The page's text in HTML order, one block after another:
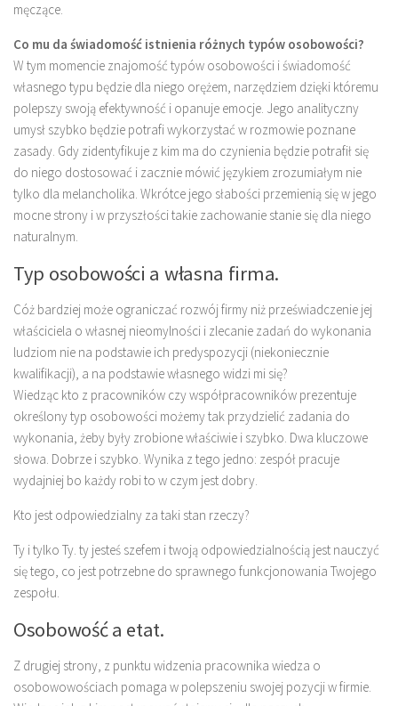
męczące.
Co mu da świadomość istnienia różnych typów osobowości?
W tym momencie znajomość typów osobowości i świadomość
własnego typu będzie dla niego orężem, narzędziem dzięki któremu
polepszy swoją efektywność i opanuje emocje. Jego analityczny
umysł szybko będzie potrafi wykorzystać w rozmowie poznane
zasady. Gdy zidentyfikuje z kim ma do czynienia będzie potrafił się
do niego dostosować i zacznie mówić językiem zrozumiałym nie
tylko dla melancholika. Wkrótce jego słabości przemienią się w jego
mocne strony i w przyszłości takie zachowanie stanie się dla niego
naturalnym.
Typ osobowości a własna firma.
Cóż bardziej może ograniczać rozwój firmy niż przeświadczenie jej
właściciela o własnej nieomylności i zlecanie zadań do wykonania
ludziom nie na podstawie ich predyspozycji (niekoniecznie
kwalifikacji), a na podstawie własnego widzi mi się?
Wiedząc kto z pracowników czy współpracowników prezentuje
określony typ osobowości możemy tak przydzielić zadania do
wykonania, żeby były zrobione właściwie i szybko. Dwa kluczowe
słowa. Dobrze i szybko. Wynika z tego jedno: zespół pracuje
wydajniej bo każdy robi to w czym jest dobry.
Kto jest odpowiedzialny za taki stan rzeczy?
Ty i tylko Ty. ty jesteś szefem i twoją odpowiedzialnością jest nauczyć
się tego, co jest potrzebne do sprawnego funkcjonowania Twojego
zespołu.
Osobowość a etat.
Z drugiej strony, z punktu widzenia pracownika wiedza o
osobowowościach pomaga w polepszeniu swojej pozycji w firmie.